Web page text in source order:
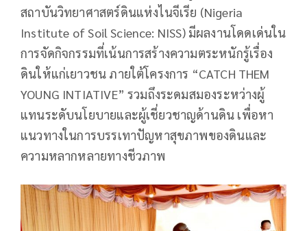
สถาบันวิทยาศาสตร์ดินแห่งไนจีเรีย (Nigeria
Institute of Soil Science: NISS) มีผลงานโดดเด่นใน
การจัดกิจกรรมที่เน้นการสร้างความตระหนักรู้เรื่อง
ดินให้แก่เยาวชน ภายใต้โครงการ “CATCH THEM
YOUNG INTIATIVE” รวมถึงระดมสมองระหว่างผู้
แทนระดับนโยบายและผู้เชี่ยวชาญด้านดิน เพื่อหา
แนวทางในการบรรเทาปัญหาสุขภาพของดินและ
ความหลากหลายทางชีวภาพ